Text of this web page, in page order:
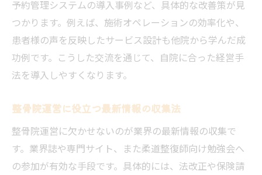
予約管理システムの導入事例など、具体的な改善策が見
つかります。例えば、施術オペレーションの効率化や、
患者様の声を反映したサービス設計も他院から学んだ成
功例です。こうした交流を通じて、自院に合った経営手
法を導入しやすくなります。
整骨院運営に役立つ最新情報の収集法
整骨院運営に欠かせないのが業界の最新情報の収集で
す。業界誌や専門サイト、また柔道整復師向け勉強会へ
の参加が有効な手段です。具体的には、法改正や保険請